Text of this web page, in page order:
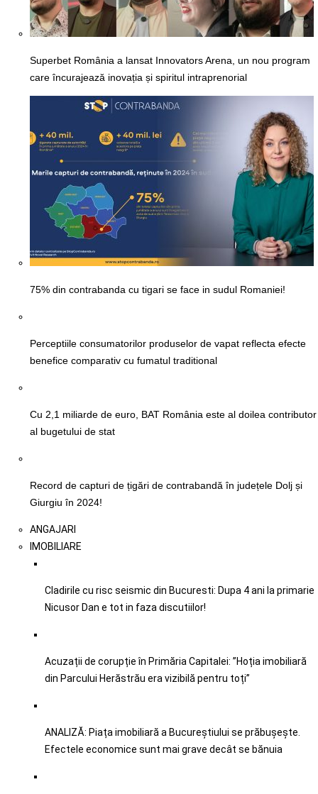
Superbet România a lansat Innovators Arena, un nou program
care încurajează inovația și spiritul intraprenorial
75% din contrabanda cu tigari se face in sudul Romaniei!
Perceptiile consumatorilor produselor de vapat reflecta efecte
benefice comparativ cu fumatul traditional
Cu 2,1 miliarde de euro, BAT România este al doilea contributor
al bugetului de stat
Record de capturi de țigări de contrabandă în județele Dolj și
Giurgiu în 2024!
ANGAJARI
IMOBILIARE
Cladirile cu risc seismic din Bucuresti: Dupa 4 ani la primarie
Nicusor Dan e tot in faza discutiilor!
Acuzații de corupție în Primăria Capitalei: ”Hoția imobiliară
din Parcului Herăstrău era vizibilă pentru toți”
ANALIZĂ: Piața imobiliară a Bucureștiului se prăbușește.
Efectele economice sunt mai grave decât se bănuia